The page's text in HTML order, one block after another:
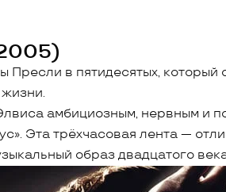
в пятидесятых, который
амбициозным, нервным и
Эта трёхчасовая лента —
образ двадцатого